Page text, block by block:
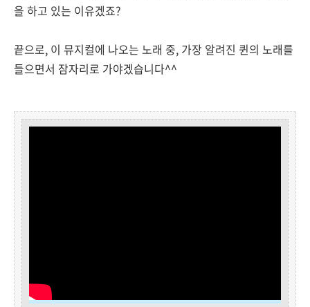
을 하고 있는 이유겠죠?
끝으로, 이 뮤지컬에 나오는 노래 중, 가장 알려진 퀸의 노래를
들으면서 잠자리로 가야겠습니다^^